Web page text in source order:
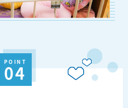
POINT
04